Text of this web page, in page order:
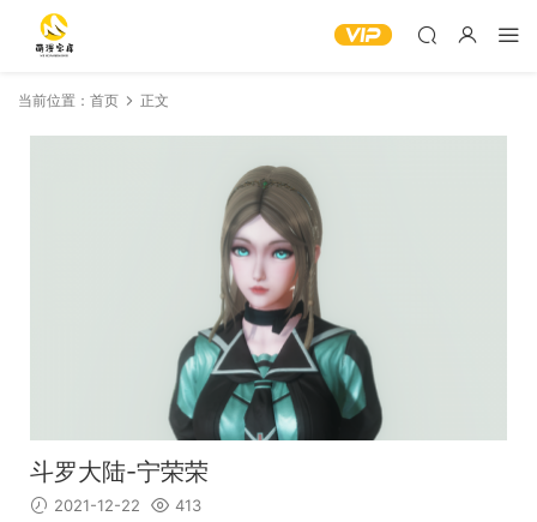
当前位置： 首页 正文
斗罗大陆-宁荣荣
2021-12-22 413